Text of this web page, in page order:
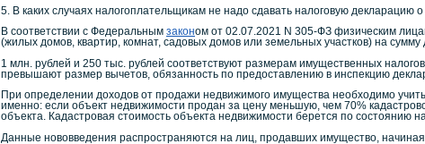
5. В каких случаях налогоплательщикам не надо сдавать налоговую
В соответствии с Федеральным законом от 02.07.2021 N 305-ФЗ физическим
(жилых домов, квартир, комнат, садовых домов или земельных участков) на
1 млн. рублей и 250 тыс. рублей соответствуют размерам имущественных
превышают размер вычетов, обязанность по предоставлению в инспекцию
При определении доходов от продажи недвижимого имущества необходимо
именно: если объект недвижимости продан за цену меньшую, чем 70%
объекта. Кадастровая стоимость объекта недвижимости берется по состоянию
Данные нововведения распространяются на лиц, продавших имущество, начиная